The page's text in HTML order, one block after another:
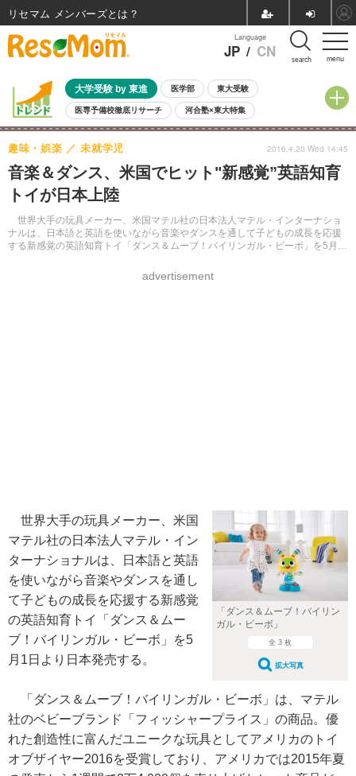
menu
Language
JP / CN search
大学受験 by 東進 医学部 東大受験
医専予備校徹底リサーチ 河合塾×東大特集
親子で考える大学選び 高校受験 中学受験 小学校受験
共通テスト 夏休み
8月開催イベント・WS 全国公立高校 過去問 人気記事
自由研究教材（小学生向け）
音楽＆ダンス、米国でヒット"新感覚”英語知育
トイが日本上陸
世界大手の玩具メーカー、米国マテル社の日本法人マテル・インターナショ
ナルは、日本語と英語を使いながら音楽やダンスを通して子どもの成長を応援
する新感覚の英語知育トイ「ダンス＆ムーブ！バイリンガル・ビーボ」を5月1
趣味・娯楽 未就学児
advertisement
2016.4.20 Wed 14:45
「ダンス＆ムーブ！バイリン
ガル・ビーボ」
全 3 枚
拡大写真
世界大手の玩具メーカー、米国
マテル社の日本法人マテル・イン
ターナショナルは、日本語と英語
を使いながら音楽やダンスを通し
て子どもの成長を応援する新感覚
の英語知育トイ「ダンス＆ムー
ブ！バイリンガル・ビーボ」を5
月1日より日本発売する。
「ダンス＆ムーブ！バイリンガル・ビーボ」は、マテル
社のベビーブランド「フィッシャープライス」の商品。優
れた創造性に富んだユニークな玩具としてアメリカのトイ
オブザイヤー2016を受賞しており、アメリカでは2015年夏
リセマム メンバーズ